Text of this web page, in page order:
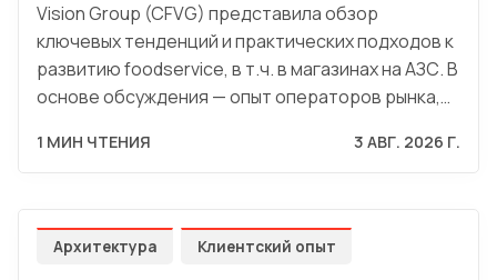
Vision Group (CFVG) представила обзор
ключевых тенденций и практических подходов к
развитию foodservice, в т.ч. в магазинах на АЗС. В
основе обсуждения — опыт операторов рынка,…
1 МИН ЧТЕНИЯ 3 АВГ. 2026 Г.
Архитектура Клиентский опыт